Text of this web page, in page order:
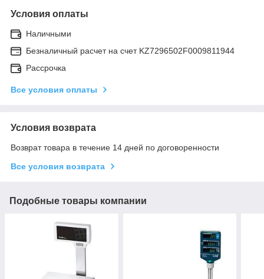
Условия оплаты
Наличными
Безналичный расчет на счет KZ7296502F0009811944
Рассрочка
Все условия оплаты
Условия возврата
Возврат товара в течение 14 дней по договоренности
Все условия возврата
Подобные товары компании